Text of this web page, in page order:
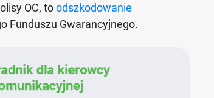
OC, toodszkodowanie
Funduszu Gwarancyjnego.